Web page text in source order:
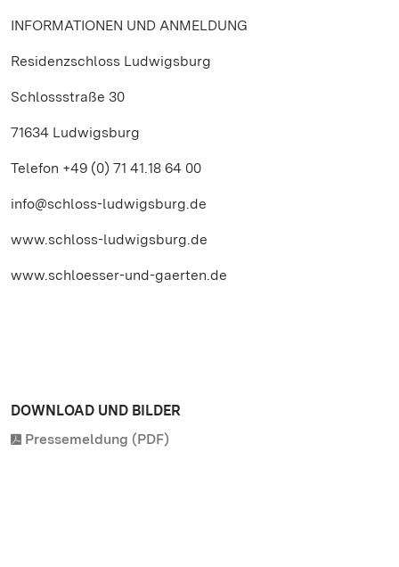
INFORMATIONEN UND ANMELDUNG
Residenzschloss Ludwigsburg
Schlossstraße 30
71634 Ludwigsburg
Telefon +49 (0) 71 41.18 64 00
info@schloss-ludwigsburg.de
www.schloss-ludwigsburg.de
www.schloesser-und-gaerten.de
DOWNLOAD UND BILDER
Pressemeldung (PDF)